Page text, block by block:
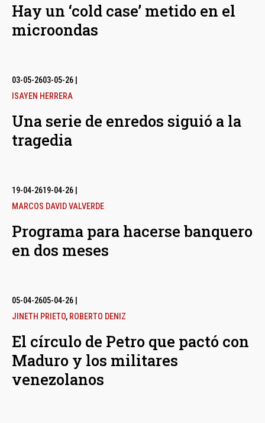
Hay un ‘cold case’ metido en el
microondas
03-05-2603-05-26
ISAYEN HERRERA
Una serie de enredos siguió a la
tragedia
19-04-2619-04-26
MARCOS DAVID VALVERDE
Programa para hacerse banquero
en dos meses
05-04-2605-04-26
JINETH PRIETO, ROBERTO DENIZ
El círculo de Petro que pactó con
Maduro y los militares
venezolanos